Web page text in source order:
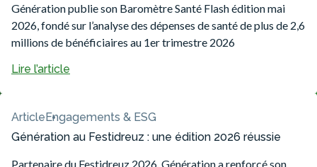
Génération publie son Baromètre Santé Flash édition mai
2026, fondé sur l’analyse des dépenses de santé de plus de 2,6
millions de bénéficiaires au 1er trimestre 2026
Lire l’article
ArticleEngagements & ESG
Génération au Festidreuz : une édition 2026 réussie
Partenaire du Festidreuz 2026, Génération a renforcé son